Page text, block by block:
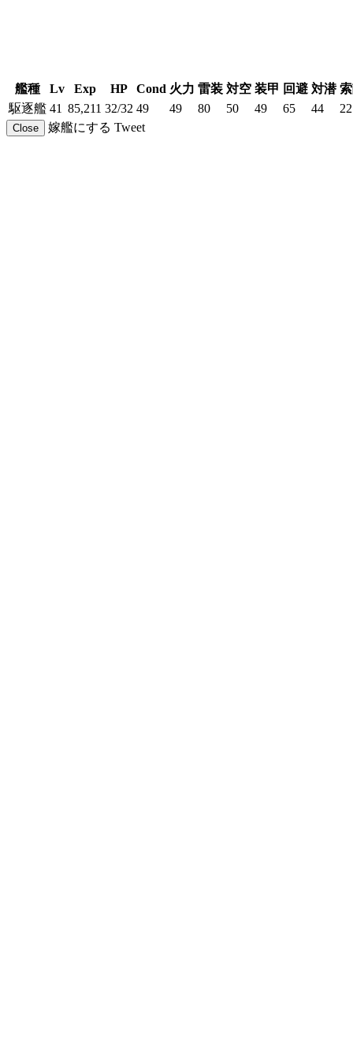
艦種 Lv Exp HP Cond 火力 雷装 対空 装甲 回避 対潜
駆逐艦 41 85,211 32/32 49 49 80 50 49 65 44 22
Close 嫁艦にする Tweet